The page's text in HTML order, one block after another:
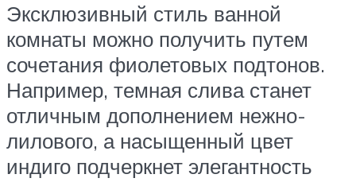
Эксклюзивный стиль ванной
комнаты можно получить путем
сочетания фиолетовых подтонов.
Например, темная слива станет
отличным дополнением нежно-
лилового, а насыщенный цвет
индиго подчеркнет элегантность